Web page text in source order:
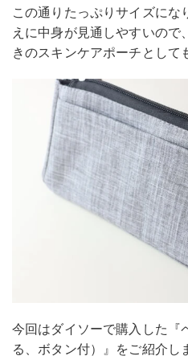
この通りたっぷりサイズにな
えに中身が見通しやすいので
きのスキンケアポーチとして
今回はダイソーで購入した『
る、ボタン付）』をご紹介し